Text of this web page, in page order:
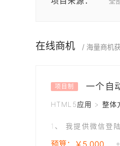
在线商机 / 海量商机
项目制 一个自
HTML5应用 > 整体
预算：￥5,000